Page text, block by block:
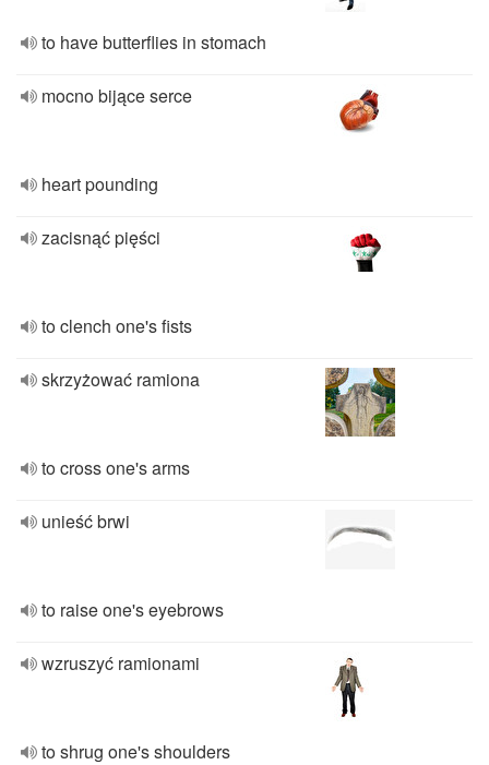
to have butterflies in stomach
mocno bijące serce
heart pounding
zacisnąć pięści
to clench one's fists
skrzyżować ramiona
to cross one's arms
unieść brwi
to raise one's eyebrows
wzruszyć ramionami
to shrug one's shoulders